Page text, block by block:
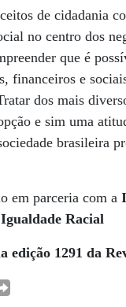
de cidadania
no centro dos
que é
financeiros e
dos mais
e sim uma
brasileira
em parceria com a
Racial
edição 1291 da